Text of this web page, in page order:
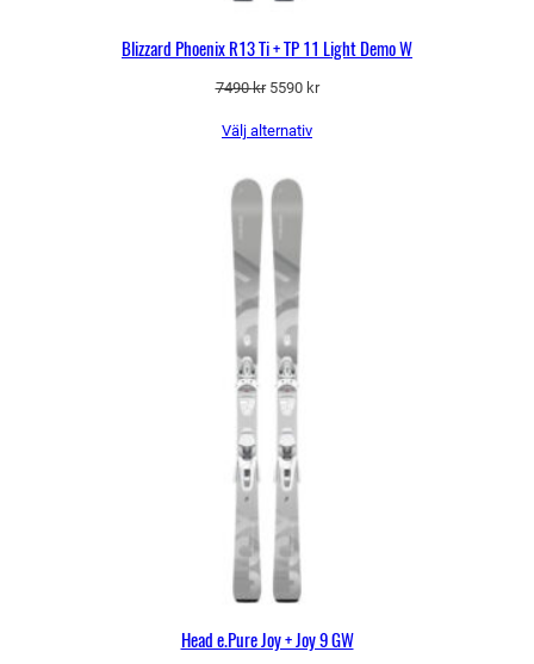
Blizzard Phoenix R13 Ti + TP 11 Light Demo W
7490kr Det
priset
7490 kr.
5590 krDet
Välj alternativ
Head e.Pure Joy + Joy 9 GW